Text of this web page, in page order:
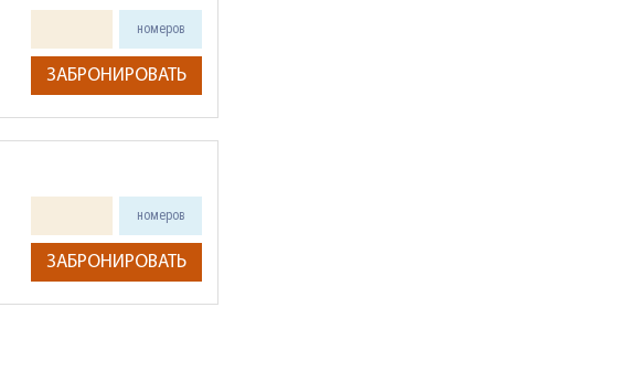
номеров
ЗАБРОНИРОВАТЬ
номеров
ЗАБРОНИРОВАТЬ